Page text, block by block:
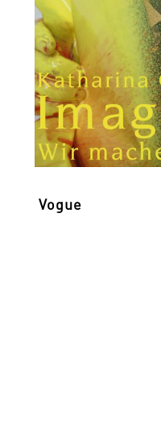
Vogue